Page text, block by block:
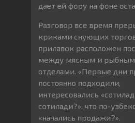
дает ей фору на фоне
Разговор все время
криками снующих
прилавок расположен
между мясным и
отделами. «Первые дни
постоянно подходили,
интересовались
сотилади?», что по-
«начались продажи?».